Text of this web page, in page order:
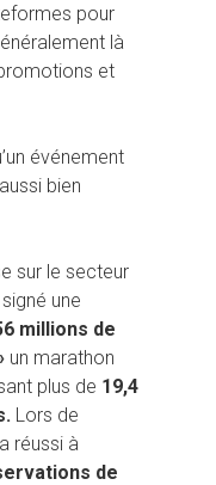
pour
là
et
événement
bien
sur le secteur
une
millions de
un marathon
plus de 19,4
Lors de
réussi à
de